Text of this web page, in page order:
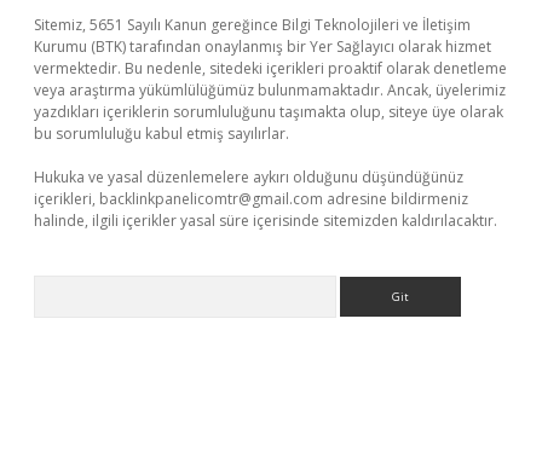
Sitemiz, 5651 Sayılı Kanun gereğince Bilgi Teknolojileri ve İletişim
Kurumu (BTK) tarafından onaylanmış bir Yer Sağlayıcı olarak hizmet
vermektedir. Bu nedenle, sitedeki içerikleri proaktif olarak denetleme
veya araştırma yükümlülüğümüz bulunmamaktadır. Ancak, üyelerimiz
yazdıkları içeriklerin sorumluluğunu taşımakta olup, siteye üye olarak
bu sorumluluğu kabul etmiş sayılırlar.
Hukuka ve yasal düzenlemelere aykırı olduğunu düşündüğünüz
içerikleri, backlinkpanelicomtr@gmail.com adresine bildirmeniz
halinde, ilgili içerikler yasal süre içerisinde sitemizden kaldırılacaktır.